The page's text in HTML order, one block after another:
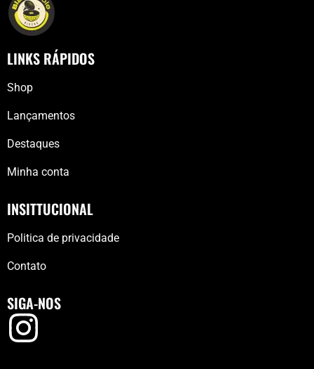
LINKS RÁPIDOS
Shop
Lançamentos
Destaques
Minha conta
INSITTUCIONAL
Politica de privacidade
Contato
SIGA-NOS